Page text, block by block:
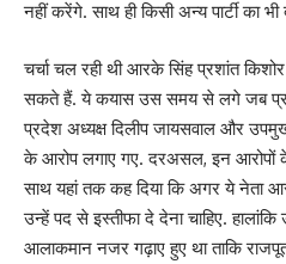
नहीं करेंगे. साथ ही किसी अन्य पार्टी का
चर्चा चल रही थी आरके सिंह प्रशांत
सकते हैं. ये कयास उस समय से लगे जब
प्रदेश अध्यक्ष दिलीप जायसवाल और
के आरोप लगाए गए. दरअसल, इन आरोपों
साथ यहां तक कह दिया कि अगर ये नेता
उन्हें पद से इस्तीफा दे देना चाहिए.
आलाकमान नजर गढ़ाए हुए था ताकि